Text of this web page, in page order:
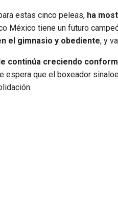
estas cinco peleas, ha
México tiene un futuro
el gimnasio y obediente, y
continúa creciendo
espera que el boxeador